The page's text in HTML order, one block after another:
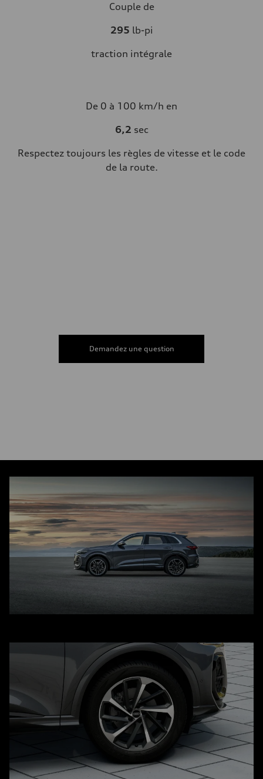
Couple de
295 lb-pi
traction intégrale
De 0 à 100 km/h en
6,2 sec
Respectez toujours les règles de vitesse et le code
de la route.
Demandez une question